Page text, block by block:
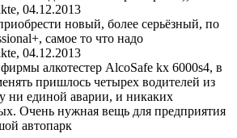
, 04.12.2013
новый, более серьёзный, по
самое то что надо
, 04.12.2013
алкотестер AlcoSafe kx 6000s4, в
пришлось четырех водителей из
ни единой аварии, и никаких
Очень нужная вещь для предприятия
автопарк